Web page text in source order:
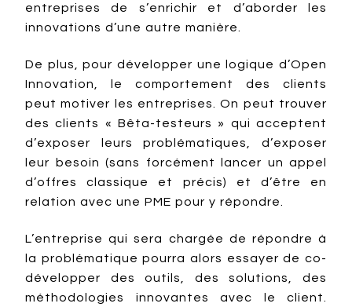
entreprises de s’enrichir et d’aborder les
innovations d’une autre manière.
De plus, pour développer une logique d’Open
Innovation, le comportement des clients
peut motiver les entreprises. On peut trouver
des clients « Bêta-testeurs » qui acceptent
d’exposer leurs problématiques, d’exposer
leur besoin (sans forcément lancer un appel
d’offres classique et précis) et d’être en
relation avec une PME pour y répondre.
L’entreprise qui sera chargée de répondre à
la problématique pourra alors essayer de co-
développer des outils, des solutions, des
méthodologies innovantes avec le client.